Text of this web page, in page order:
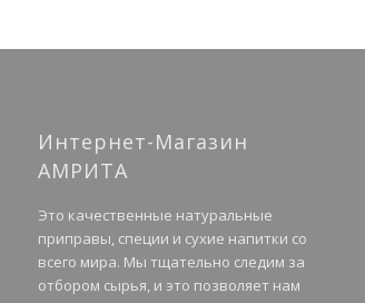
Интернет-Магазин
АМРИТА
Это качественные натуральные
приправы, специи и сухие напитки со
всего мира. Мы тщательно следим за
отбором сырья, и это позволяет нам